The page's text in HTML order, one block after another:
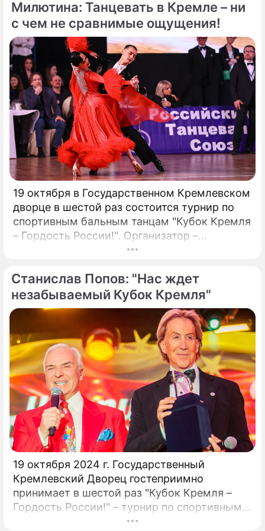
присутствия. Однако наряду с
преимуществами возникают и серьезные
проблемы, особенно в нормативно-
правовой сфере. Понимание этих
препятствий имеет важное значение для
предприятий, рассматривающих
возможность внедрения Биткойна.
Милютина: Танцевать в Кремле – ни
с чем не сравнимые ощущения!
19 октября в Государственном Кремлевском
дворце в шестой раз состоится турнир по
спортивным бальным танцам "Кубок Кремля
– Гордость России!". Организатор –
президент Российского танцевального
народный артист России Станислав Попов.
Станислав Попов: "Нас ждет
незабываемый Кубок Кремля"
19 октября 2024 г. Государственный
Кремлевский Дворец гостеприимно
принимает в шестой раз "Кубок Кремля –
Гордость России!" – турнир по спортивным
бальным танцам! Кубок Кремля – главный